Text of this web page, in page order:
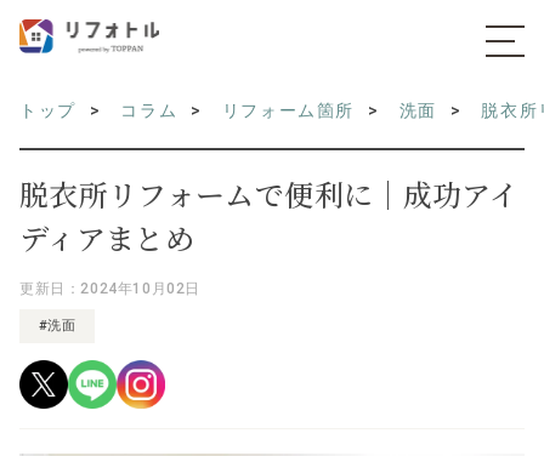
トップ コラム リフォーム箇所 洗面 脱衣所
脱衣所リフォームで便利に｜成功アイ
ディアまとめ
更新日：2024年10月02日
#洗面